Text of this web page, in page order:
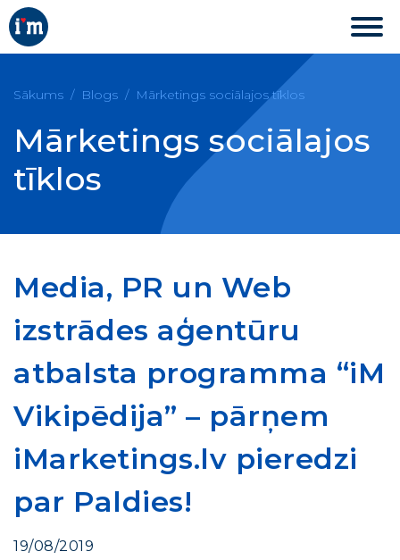
Sākums Blogs Mārketings sociālajos tīklos
Mārketings sociālajos
tīklos
Media, PR un Web
izstrādes aģentūru
atbalsta programma “iM
Vikipēdija” – pārņem
iMarketings.lv pieredzi
par Paldies!
19/08/2019